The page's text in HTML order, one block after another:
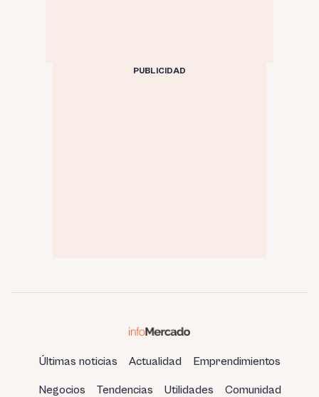
PUBLICIDAD
Últimas noticias Actualidad Emprendimientos
Negocios Tendencias Utilidades Comunidad